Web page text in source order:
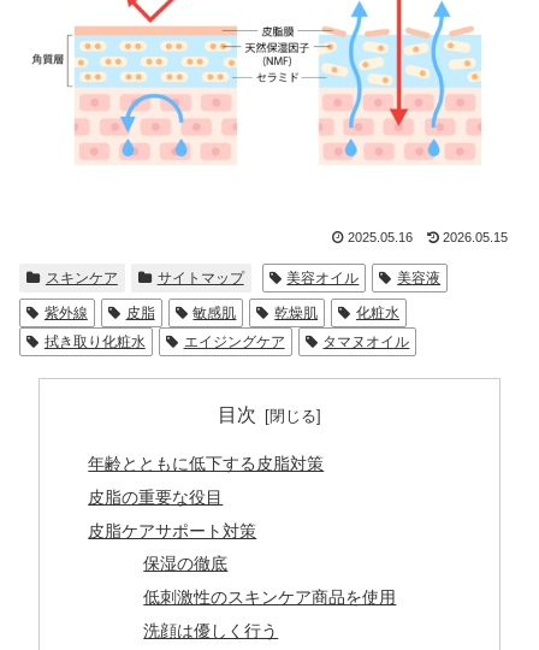
2025.05.16 2026.05.15
スキンケア サイトマップ 美容オイル 美容液
紫外線 皮脂 敏感肌 乾燥肌
化粧水
拭き取り化粧水
エイジングケア タマヌオイル
目次
年齢とともに低下する皮脂対策
皮脂の重要な役目
皮脂ケアサポート対策
保湿の徹底
低刺激性のスキンケア商品を使用
洗顔は優しく行う